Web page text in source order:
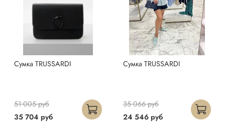
Сумка TRUSSARDI
35 704 руб
51 005 руб
Сумка TRUSSARDI
24 546 руб
35 066 руб